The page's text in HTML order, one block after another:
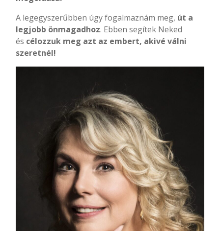
A legegyszerűbben úgy fogalmaznám meg, út a
legjobb önmagadhoz. Ebben segítek Neked
és célozzuk meg azt az embert, akivé válni
szeretnél!